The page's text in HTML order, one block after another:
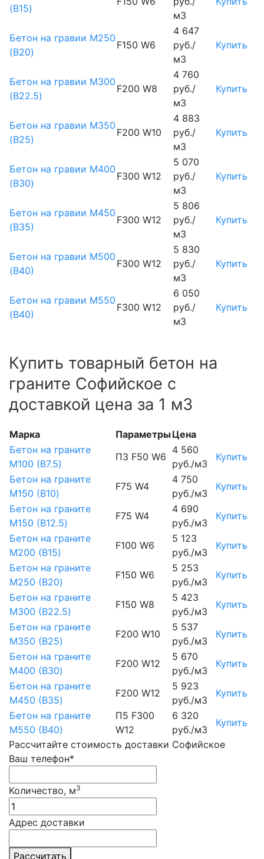
(B15)
м3
Бетон на гравии М250
(B20)
F150 W6
4 647
руб./
м3
Купить
Бетон на гравии М300
(B22.5)
F200 W8
4 760
руб./
м3
Купить
Бетон на гравии М350
(B25)
F200 W10
4 883
руб./
м3
Купить
Бетон на гравии М400
(B30)
F300 W12
5 070
руб./
м3
Купить
Бетон на гравии М450
(В35)
F300 W12
5 806
руб./
м3
Купить
Бетон на гравии М500
(В40)
F300 W12
5 830
руб./
м3
Купить
Бетон на гравии М550
(В40)
F300 W12
6 050
руб./
м3
Купить
Купить товарный бетон на
граните Софийское с
доставкой цена за 1 м3
Марка ПараметрыЦена
Бетон на граните
М100 (B7.5)
П3 F50 W6
4 560
руб./м3
Купить
Бетон на граните
М150 (B10)
F75 W4
4 750
руб./м3
Купить
Бетон на граните
М150 (B12.5)
F75 W4
4 690
руб./м3
Купить
Бетон на граните
М200 (B15)
F100 W6
5 123
руб./м3
Купить
Бетон на граните
М250 (B20)
F150 W6
5 253
руб./м3
Купить
Бетон на граните
М300 (B22.5)
F150 W8
5 423
руб./м3
Купить
Бетон на граните
М350 (B25)
F200 W10
5 537
руб./м3
Купить
Бетон на граните
М400 (B30)
F200 W12
5 670
руб./м3
Купить
Бетон на граните
М450 (B35)
F200 W12
5 923
руб./м3
Купить
Бетон на граните
М550 (B40)
П5 F300
W12
6 320
руб./м3
Купить
Рассчитайте стоимость доставки Софийское
Ваш телефон*
Количество, м3
Адрес доставки
Рассчитать